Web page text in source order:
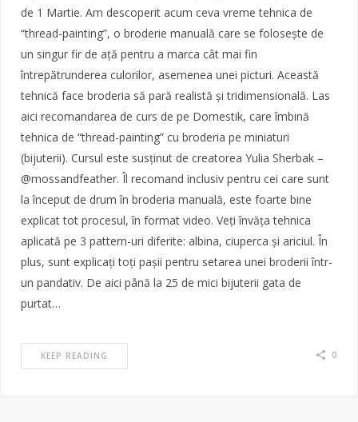
de 1 Martie. Am descoperit acum ceva vreme tehnica de
“thread-painting”, o broderie manuală care se folosește de
un singur fir de ață pentru a marca cât mai fin
întrepătrunderea culorilor, asemenea unei picturi. Această
tehnică face broderia să pară realistă și tridimensională. Las
aici recomandarea de curs de pe Domestik, care îmbină
tehnica de “thread-painting” cu broderia pe miniaturi
(bijuterii). Cursul este susținut de creatorea Yulia Sherbak –
@mossandfeather. Îl recomand inclusiv pentru cei care sunt
la început de drum în broderia manuală, este foarte bine
explicat tot procesul, în format video. Veți învăța tehnica
aplicată pe 3 pattern-uri diferite: albina, ciuperca și ariciul. În
plus, sunt explicați toți pașii pentru setarea unei broderii într-
un pandativ. De aici până la 25 de mici bijuterii gata de
purtat…
KEEP READING 0